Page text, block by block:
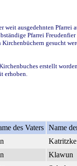
ausgedehnten Pfarrei
Pfarrei
gesucht
erstellt
erhoben.
des Vaters Name
Katritzke
Klawun